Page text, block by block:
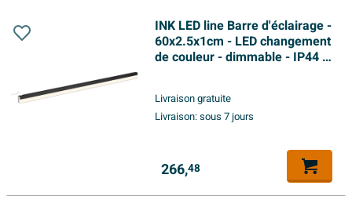
INK LED line Barre d'éclairage -
60x2.5x1cm - LED changement
de couleur - dimmable - IP44 -
Livraison gratuite
Livraison:sous 7 jours
266,48